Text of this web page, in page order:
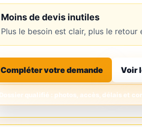
Moins de devis inutiles
Plus le besoin est clair, plus le
Compléter votre demande Voir